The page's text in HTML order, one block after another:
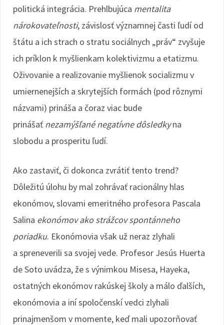
politická integrácia. Prehlbujúca mentalita
nárokovateľnosti, závislosť významnej časti ľudí od
štátu a ich strach o stratu sociálnych „práv“ zvyšuje
ich príklon k myšlienkam kolektivizmu a etatizmu.
Oživovanie a realizovanie myšlienok socializmu v
umiernenejších a skrytejších formách (pod rôznymi
názvami) prináša a čoraz viac bude
prinášať nezamýšľané negatívne dôsledkyna
slobodu a prosperitu ľudí.
Ako zastaviť, či dokonca zvrátiť tento trend?
Dôležitú úlohu by mal zohrávať racionálny hlas
ekonómov, slovami emeritného profesora Pascala
Salina ekonómov ako strážcov spontánneho
poriadku. Ekonómovia však už neraz zlyhali
a spreneverili sa svojej vede. Profesor Jesús Huerta
de Soto uvádza, že s výnimkou Misesa, Hayeka,
ostatných ekonómov rakúskej školy a málo ďalších,
ekonómovia a iní spoločenskí vedci zlyhali
prinajmenšom v momente, keď mali upozorňovať